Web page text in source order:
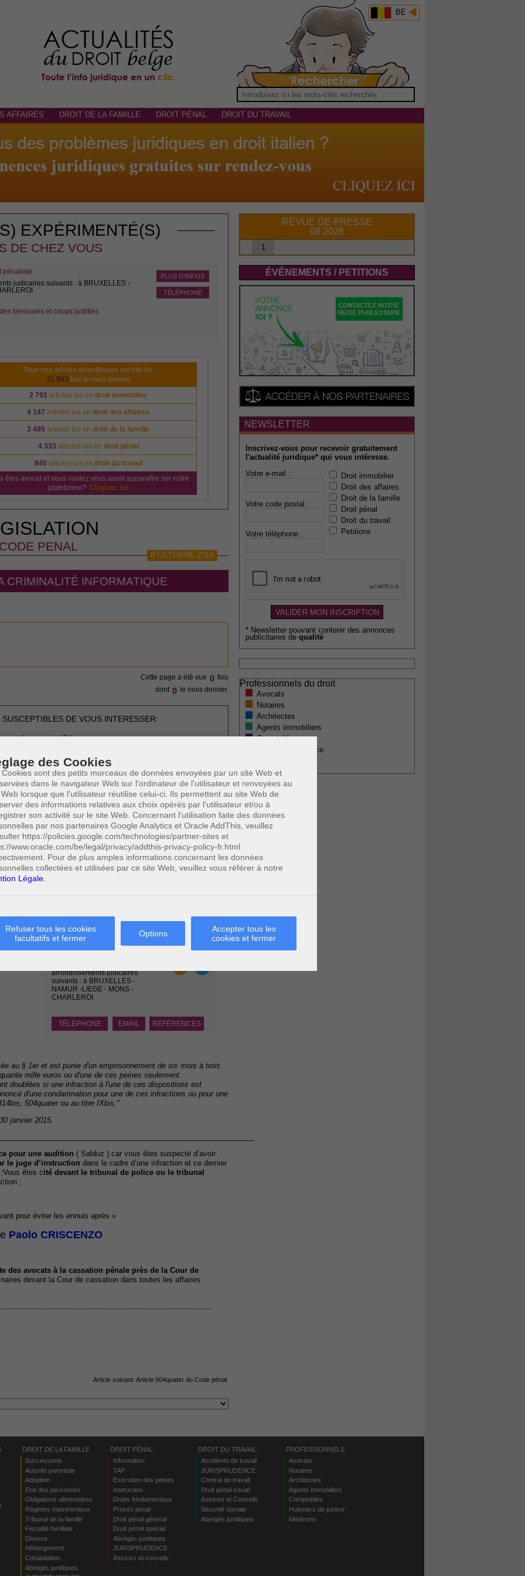
des Cookies
Cookies sont des petits morceaux de données envoyées par un site Web et
dans le navigateur Web sur l'ordinateur de l'utilisateur et renvoyées au
lorsque que l'utilisateur réutilise celui-ci. Ils permettent au site Web de
des informations relatives aux choix opérés par l'utilisateur et/ou à
son activité sur le site Web. Concernant l'utilisation faite des données
par nos partenaires Google Analytics et Oracle AddThis, veuillez
https://policies.google.com/technologies/partner-sites et
www.oracle.com/be/legal/privacy/addthis-privacy-policy-fr.html
Pour de plus amples informations concernant les données
collectées et utilisées par ce site Web, veuillez vous référer à notre
Légale.
Refuser tous les cookies
facultatifs et fermer
Options
Accepter tous les
cookies et fermer
BE
AFFAIRES DROIT DE LA FAMILLE DROIT PÉNAL DROIT DU TRAVAIL
EXPÉRIMENTÉ(S)
DE CHEZ VOUS
PLUS D'INFOS
TÉLÉPHONE
pénaliste
judicaires suivants : à BRUXELLES -
blessures et coups justifiés
Tous nos articles scientifiques ont été lus
31 993 fois le mois dernier
2 791 articles lus endroit immobilier
4 147 articles lus endroit des affaires
3 485 articles lus endroit de la famille
4 333 articles lus en droit pénal
840 articles lus en droit du travail
êtes avocat et vous voulez vous aussi apparaître sur notre
plateforme? Cliquez ici
CODE PENAL
8 OCTOBRE 2014
CRIMINALITÉ INFORMATIQUE
Cette page a été vue 0 fois
dont 0 le mois dernier.
DE VOUS INTERESSER:
et coups justifiés
en procédure pénale
dans un système informatique, en modifiant ou effaçant des
par un système informatique, ou en modifiant par tout
dans un système informatique, et par là modifie la
emprisonnement de six mois à cinq ans et d'une amende de
peines seulement.
tout en sachant que celles-ci sont fausses, est puni
Paolo CRISCENZO
Avocat pénaliste
arrondissements judicaires
suivants : à BRUXELLES -
NAMUR -LIEGE - MONS -
CHARLEROI
TÉLÉPHONE EMAIL RÉFÉRENCES
au § 1er et est punie d'un emprisonnement de six mois à trois
mille euros ou d'une de ces peines seulement.
doublées si une infraction à l'une de ces dispositions est
d'une condamnation pour une de ces infractions ou pour une
504quater ou au titre IXbis."
janvier 2015.
pour une audition ( Salduz ) car vous êtes suspecté d’avoir
le juge d’instruction dans le cadre d’une infraction et ce dernier
êtes cité devant le tribunal de police ou le tribunal
;
pour éviter les ennuis après »
Paolo CRISCENZO
des avocats à la cassation pénale près de la Cour de
devant la Cour de cassation dans toutes les affaires
Article suivant: Article 504quater du Code pénal
REVUE DE PRESSE
08 2026
1
ÉVÉNEMENTS / PETITIONS
NEWSLETTER
Inscrivez-vous pour recevoir gratuitement
l'actualité juridique* qui vous intéresse.
Votre e-mail :
Votre code postal :
Votre téléphone :
Droit immobilier
Droit des affaires
Droit de la famille
Droit pénal
Droit du travail
Petitions
* Newsletter pouvant contenir des annonces
publicitaires de qualité
Professionnels du droit
Avocats
Notaires
Architectes
Agents immobiliers
Comptables
Huissiers de justice
DROIT DE LA FAMILLE
Successions
Autorité parentale
Adoption
Etat des personnes
Obligations alimentaires
Régimes matrimoniaux
Tribunal de la famille
Fiscalité familiale
Divorce
Hébergement
Cohabitation
Abrégés juridiques
DROIT PÉNAL
Information
TAP
Exécution des peines
Instruction
Droits fondamentaux
Procès pénal
Droit pénal général
Droit pénal spécial
Abrégés juridiques
JURISPRUDENCE
Astuces et conseils
DROIT DU TRAVAIL
Accidents de travail
JURISPRUDENCE
Contrat de travail
Droit pénal social
Astuces et Conseils
Sécurité sociale
Abrégés juridiques
PROFESSIONNELS
Avocats
Notaires
Architectes
Agents immobiliers
Comptables
Huissiers de justice
Médecins